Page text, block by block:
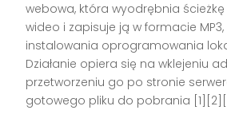
webowa, która wyodrębnia
wideo i zapisuje ją w formacie
instalowania oprogramowania
Działanie opiera się na wklejeniu
przetworzeniu go po stronie
gotowego pliku do pobrania